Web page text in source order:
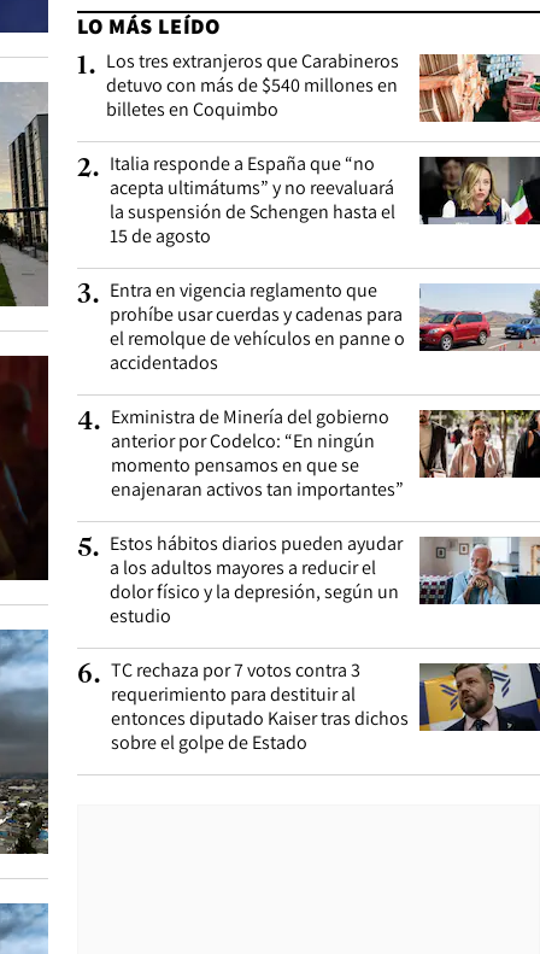
LO MÁS LEÍDO
1. Los tres extranjeros que Carabineros
detuvo con más de $540 millones en
billetes en Coquimbo
2. Italia responde a España que “no
acepta ultimátums” y no reevaluará
la suspensión de Schengen hasta el
15 de agosto
3. Entra en vigencia reglamento que
prohíbe usar cuerdas y cadenas para
el remolque de vehículos en panne o
accidentados
4. Exministra de Minería del gobierno
anterior por Codelco: “En ningún
momento pensamos en que se
enajenaran activos tan importantes”
5. Estos hábitos diarios pueden ayudar
a los adultos mayores a reducir el
dolor físico y la depresión, según un
estudio
6. TC rechaza por 7 votos contra 3
requerimiento para destituir al
entonces diputado Kaiser tras dichos
sobre el golpe de Estado